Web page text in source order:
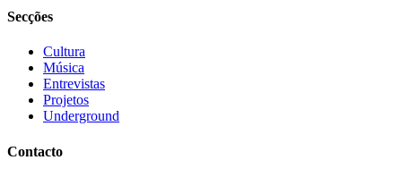
Secções
Cultura
Música
Entrevistas
Projetos
Underground
Contacto